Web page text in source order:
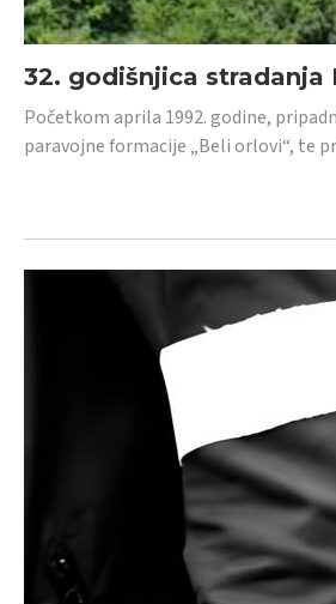
32. godišnjica stradanja
Početkom aprila 1992. godine,
paravojne formacije „Beli orlovi“, te